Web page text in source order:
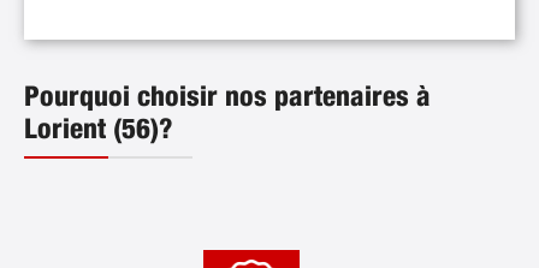
Pourquoi choisir nos partenaires à
Lorient (56)?